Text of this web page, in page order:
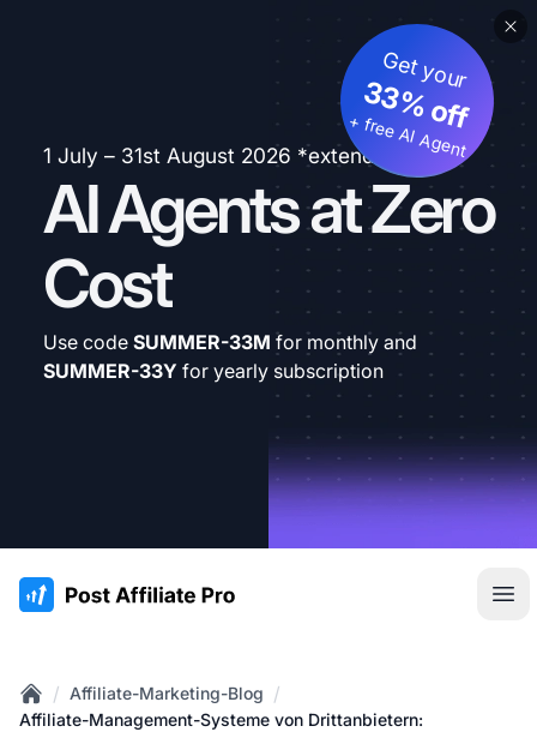
1 July – 31st August 2026 *extended
AI Agents at Zero
Cost
Get your
33% off
+ free AI Agent
Use code SUMMER-33M for monthly and
SUMMER-33Y for yearly subscription
:site.title
Home
/ Affiliate-Marketing-Blog /
Affiliate-Management-Systeme von Drittanbietern: